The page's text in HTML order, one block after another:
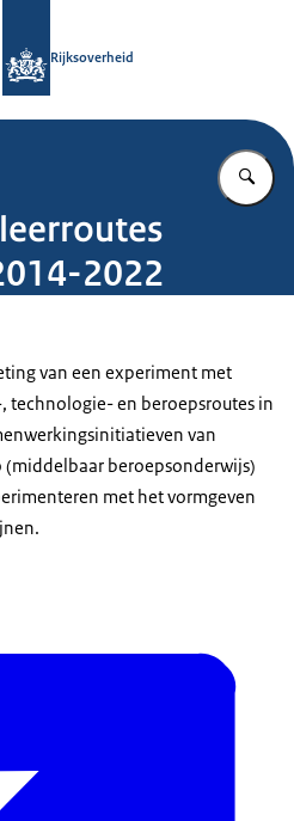
Rijksoverheid
2022
van een experiment met
technologie- en beroepsroutes in
van
beroepsonderwijs)
met het vormgeven